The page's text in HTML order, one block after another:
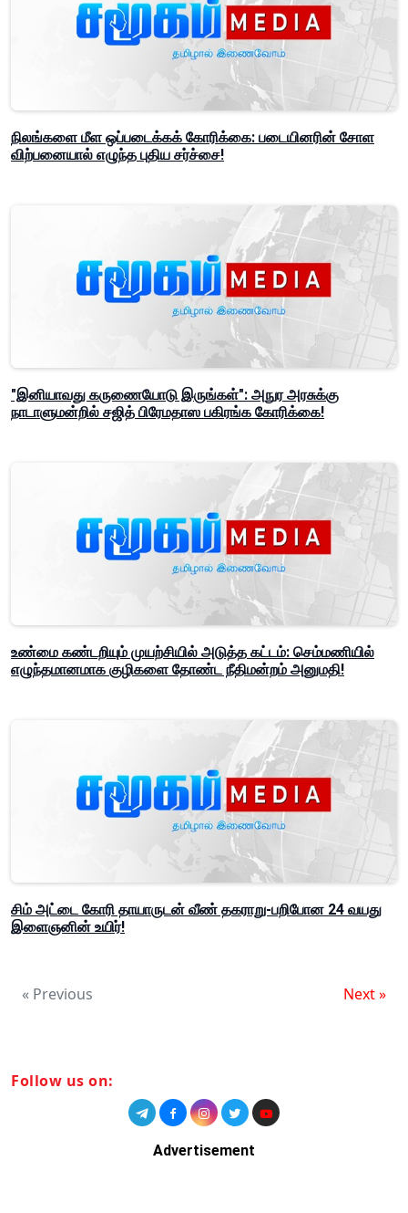
நிலங்களை மீள ஒப்படைக்கக் கோரிக்கை: படையினரின் சோள
விற்பனையால் எழுந்த புதிய சர்ச்சை!
"இனியாவது கருணையோடு இருங்கள்": அநுர அரசுக்கு
நாடாளுமன்றில் சஜித் பிரேமதாஸ பகிரங்க கோரிக்கை!
உண்மை கண்டறியும் முயற்சியில் அடுத்த கட்டம்: செம்மணியில்
எழுந்தமானமாக குழிகளை தோண்ட நீதிமன்றம் அனுமதி!
சிம் அட்டை கோரி தாயாருடன் வீண் தகராறு-பறிபோன 24 வயது
இளைஞனின் உயிர்!
« Previous Next »
Follow us on:
Advertisement